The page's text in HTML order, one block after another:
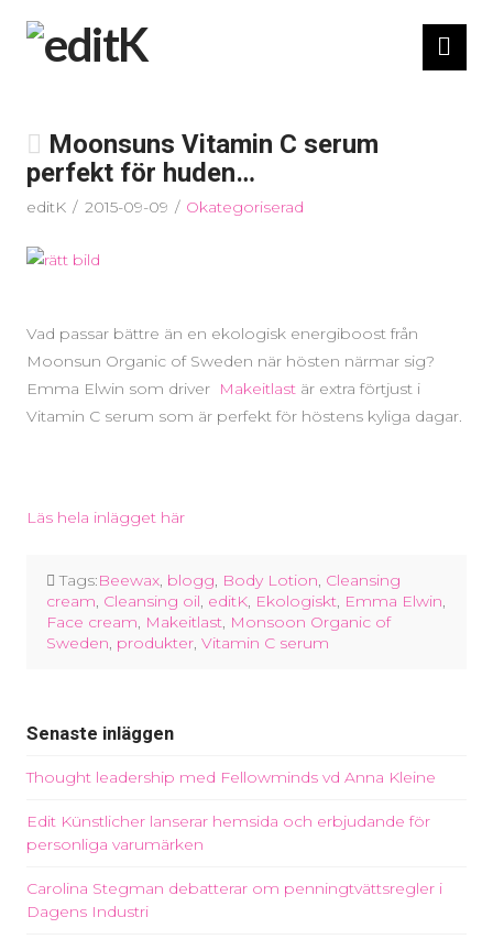
Moonsuns Vitamin C serum
perfekt för huden…
editK 2015-09-09 Okategoriserad
Vad passar bättre än en ekologisk energiboost från
Moonsun Organic of Sweden när hösten närmar sig?
Emma Elwin som driver Makeitlast är extra förtjust i
Vitamin C serum som är perfekt för höstens kyliga dagar.
Läs hela inlägget här
Tags:Beewax, blogg, Body Lotion, Cleansing
cream, Cleansing oil, editK, Ekologiskt, Emma Elwin,
Face cream, Makeitlast, Monsoon Organic of
Sweden, produkter, Vitamin C serum
Senaste inläggen
Thought leadership med Fellowminds vd Anna Kleine
Edit Künstlicher lanserar hemsida och erbjudande för
personliga varumärken
Carolina Stegman debatterar om penningtvättsregler i
Dagens Industri